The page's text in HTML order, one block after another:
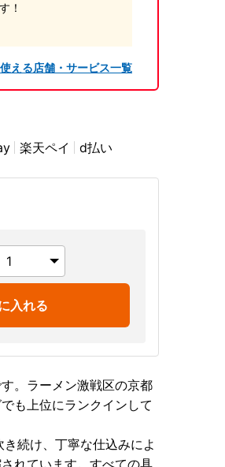
！
使える店舗・サービス一覧
楽天ペイ d払い
入れる
。ラーメン激戦区の京都
も上位にランクインして
続け、丁寧な仕込みによ